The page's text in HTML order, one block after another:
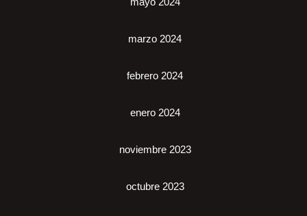
marzo 2024
febrero 2024
enero 2024
noviembre 2023
octubre 2023